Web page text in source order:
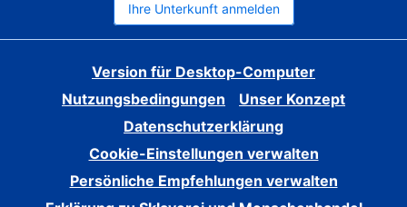
Ihre Unterkunft anmelden
Version für Desktop-Computer
Nutzungsbedingungen
Unser Konzept
Datenschutzerklärung
Cookie-Einstellungen verwalten
Persönliche Empfehlungen verwalten